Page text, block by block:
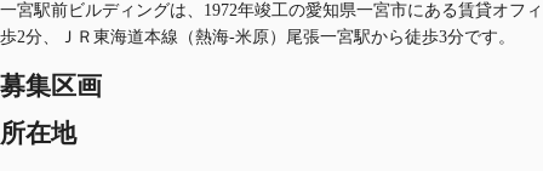
一宮駅前ビルディングは、1972年竣工の愛知県一宮市にある賃貸オ
歩2分、ＪＲ東海道本線（熱海-米原）尾張一宮駅から徒歩3分です。
募集区画
所在地